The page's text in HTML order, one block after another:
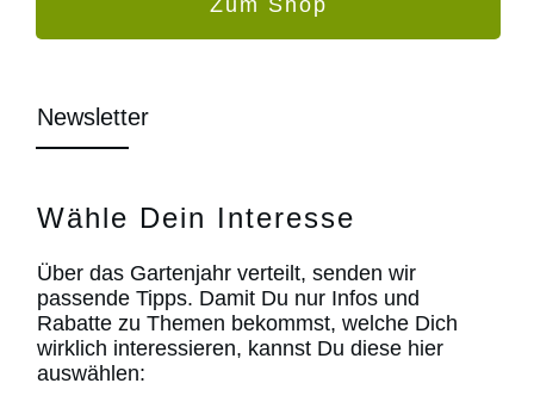
Newsletter
Wähle Dein Interesse
Über das Gartenjahr verteilt, senden wir
passende Tipps. Damit Du nur Infos und
Rabatte zu Themen bekommst, welche Dich
wirklich interessieren, kannst Du diese hier
auswählen: